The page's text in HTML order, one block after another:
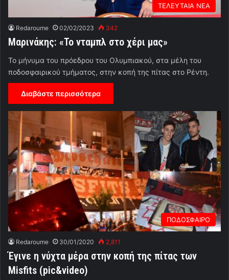
ΤΕΛΕΥΤΑΙΑ ΝΕΑ
Redaroume 02/02/2023 342
Μαρινάκης: «Το νταμπλ στο χέρι μας»
Το μήνυμα του πρόεδρου του Ολυμπιακού, στα μέλη του
ποδοσφαιρικού τμήματος, στην κοπή της πίτας στο Ρέντη.
Διαβάστε περισσότερα
ΠΟΔΟΣΦΑΙΡΟ
Redaroume 30/01/2020 2,811
Έγινε η νύχτα μέρα στην κοπή της πίτας των
Misfits (pic&video)